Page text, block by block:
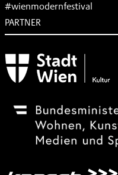
#wienmodernfestival
PARTNER
Subventionsgeber